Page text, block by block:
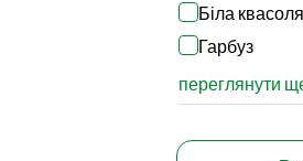
Біла квасоля
Гарбуз
переглянути